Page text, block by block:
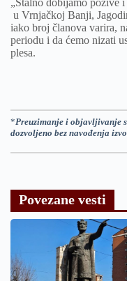
u Vrnjačkoj Banji,
iako broj članova varira,
periodu i da ćemo nizati
plesa.
*Preuzimanje i objavljivanje
dozvoljeno bez navođenja
Povezane vesti